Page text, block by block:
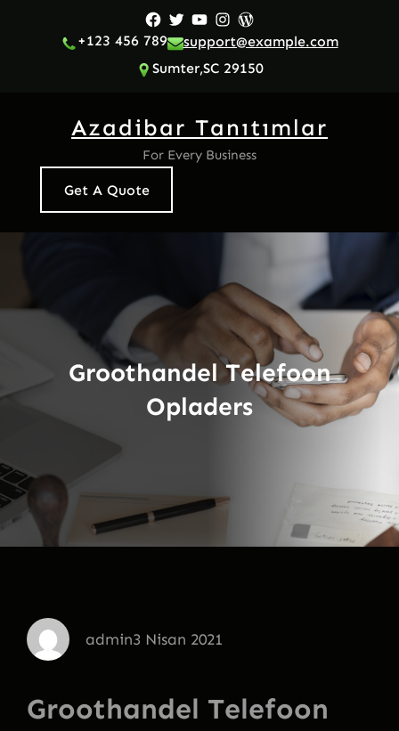
Facebook
TwitterYouTube
Instagram
WordPress
+123 456 789
support@example.com
Sumter,SC 29150
Azadibar Tanıtımlar
For Every Business
Get A Quote
Groothandel Telefoon
Opladers
admin3 Nisan 2021
Groothandel Telefoon